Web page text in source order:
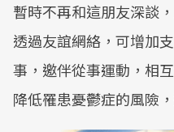
暫時不再和這朋友深談
透過友誼網絡，可增加
事，邀伴從事運動，相
降低罹患憂鬱症的風險